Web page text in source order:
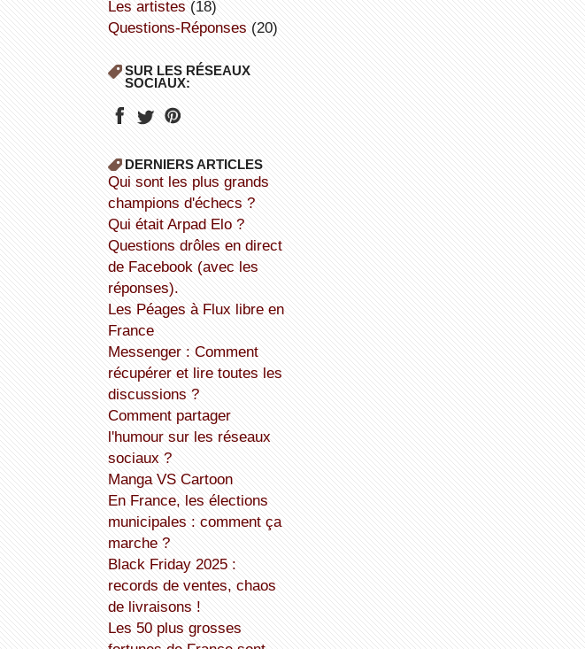
Les artistes (18)
Questions-Réponses (20)
SUR LES RÉSEAUX
SOCIAUX:
DERNIERS ARTICLES
Qui sont les plus grands
champions d'échecs ?
Qui était Arpad Elo ?
Questions drôles en direct
de Facebook (avec les
réponses).
Les Péages à Flux libre en
France
Messenger : Comment
récupérer et lire toutes les
discussions ?
Comment partager
l'humour sur les réseaux
sociaux ?
Manga VS Cartoon
En France, les élections
municipales : comment ça
marche ?
Black Friday 2025 :
records de ventes, chaos
de livraisons !
Les 50 plus grosses